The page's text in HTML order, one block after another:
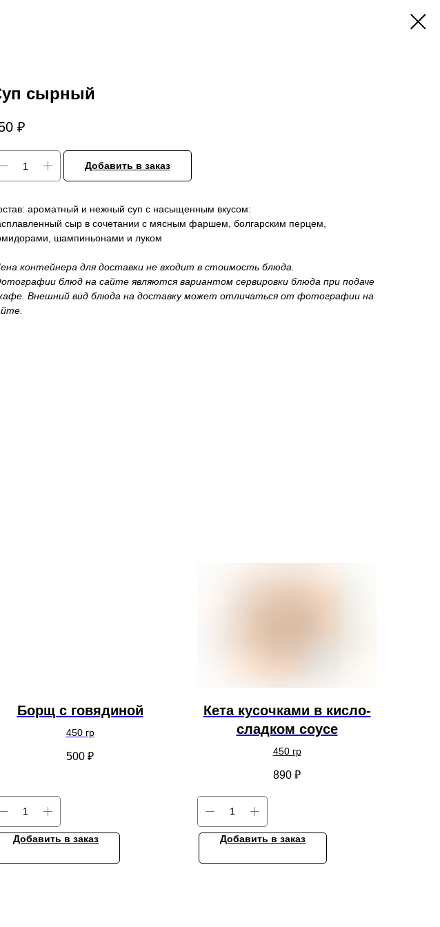
сырный
₽
Добавить в заказ
ароматный и нежный суп с насыщенным вкусом:
сыр в сочетании с мясным фаршем, болгарским перцем,
шампиньонами и луком
контейнера для доставки не входит в стоимость блюда.
блюд на сайте являются вариантом сервировки блюда при подаче
Внешний вид блюда на доставку может отличаться от фотографии на
Борщ с говядиной
450 гр
500 ₽
Добавить в заказ
Кета кусочками в кисло-
сладком соусе
450 гр
890 ₽
Добавить в заказ